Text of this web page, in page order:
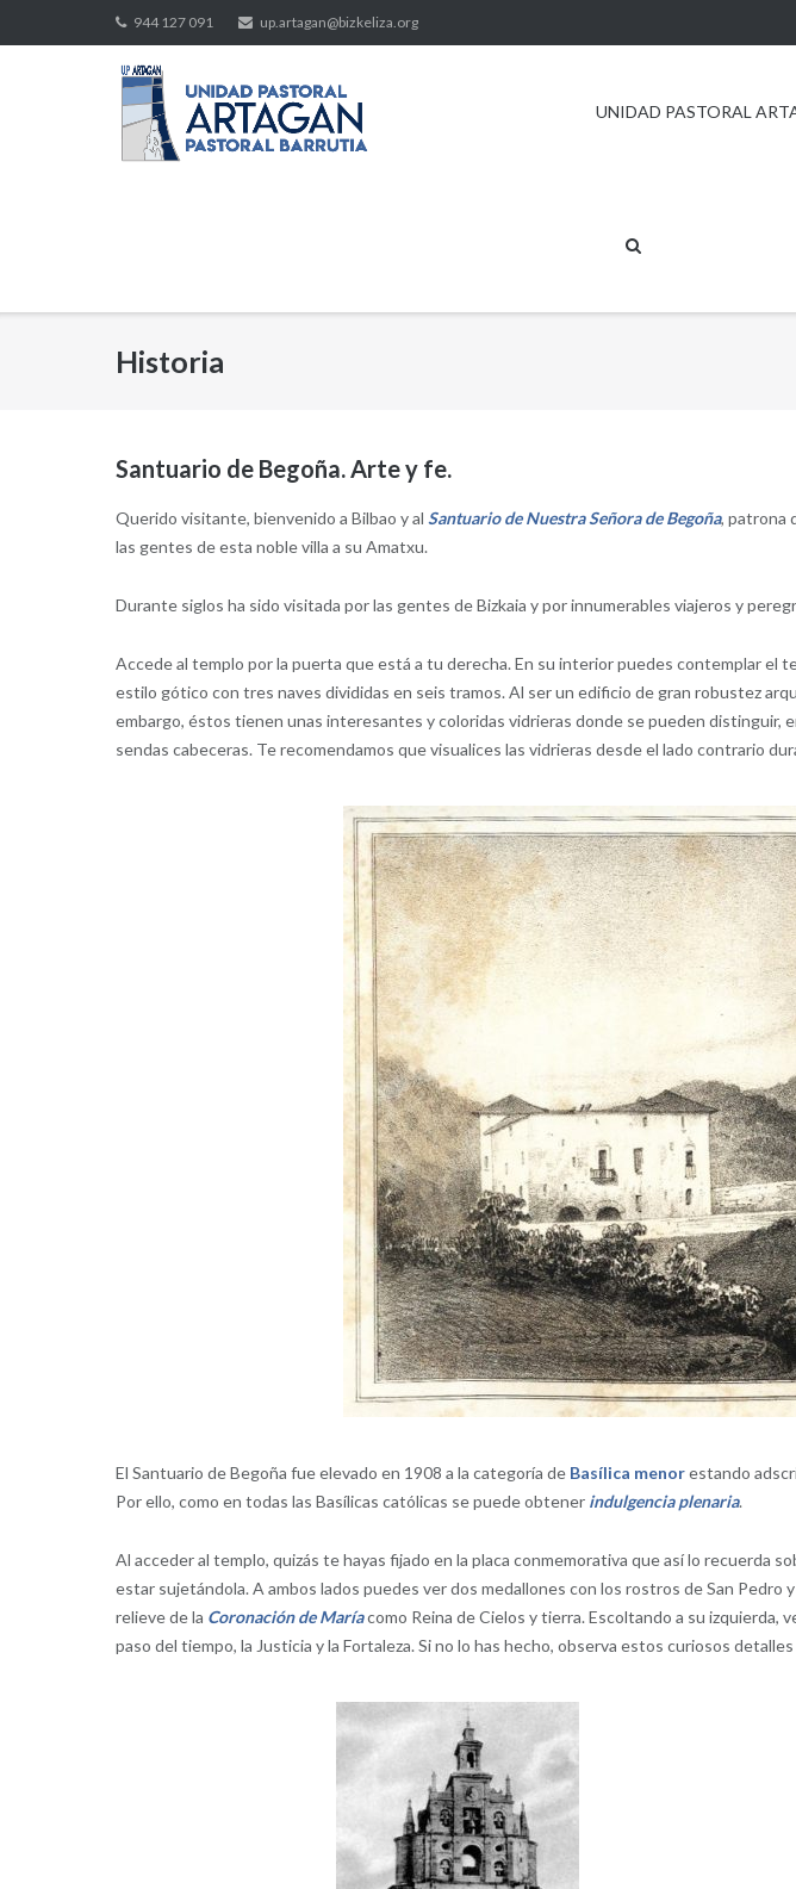
al
944 127 091 up.artagan@bizkeliza.org
UNIDAD PASTORAL
Historia
Santuario de Begoña. Arte y fe.
Querido visitante, bienvenido a Bilbao y al Santuario de Nuestra Señora de Begoña, patrona
las gentes de esta noble villa a su Amatxu.
Durante siglos ha sido visitada por las gentes de Bizkaia y por innumerables viajeros y
Accede al templo por la puerta que está a tu derecha. En su interior puedes contemplar
estilo gótico con tres naves divididas en seis tramos. Al ser un edificio de gran robustez
embargo, éstos tienen unas interesantes y coloridas vidrieras donde se pueden distinguir,
sendas cabeceras. Te recomendamos que visualices las vidrieras desde el lado contrario
El Santuario de Begoña fue elevado en 1908 a la categoría de Basílica menorestando
Por ello, como en todas las Basílicas católicas se puede obtener indulgencia plenaria.
Al acceder al templo, quizás te hayas fijado en la placa conmemorativa que así lo recuerda
estar sujetándola. A ambos lados puedes ver dos medallones con los rostros de San
relieve de la Coronación de Maríacomo Reina de Cielos y tierra. Escoltando a su izquierda,
paso del tiempo, la Justicia y la Fortaleza. Si no lo has hecho, observa estos curiosos